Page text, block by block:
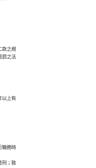
款之規
罰之法
以上有
職務時
刑；致